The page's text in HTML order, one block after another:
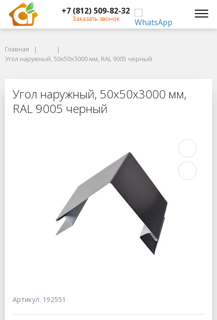
+7 (812) 509-82-32
Заказать звонок
Угол наружный, 50x50x3000 мм, RAL 9005 черный
Угол наружный, 50x50x3000 мм,
Главная
Угол наружный, 50x50x3000 мм, RAL 9005 черный
Угол наружный, 50x50x3000 мм,
RAL 9005 черный
Артикул: 192551